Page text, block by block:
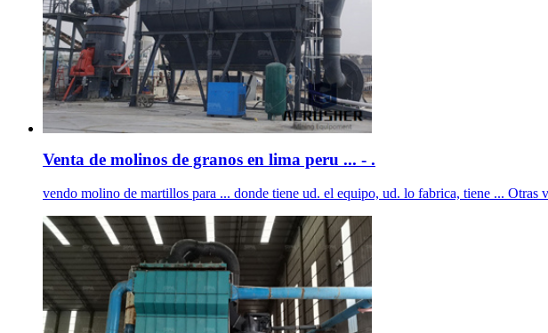
Venta de molinos de granos en lima peru ... - .
vendo molino de martillos para ... donde tiene ud. el equipo, ud. lo fabrica, tiene ...